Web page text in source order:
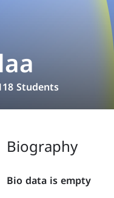
Students
Biography
Bio data is empty